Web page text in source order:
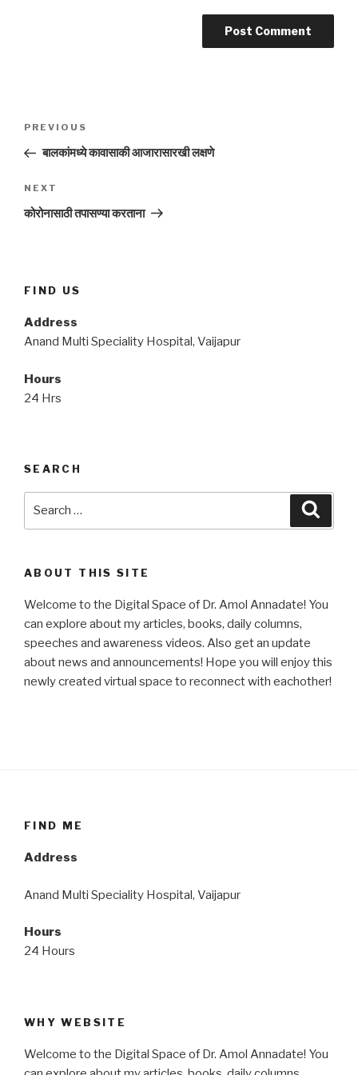
navigation
Previous
Post
PREVIOUS
बालकांमध्ये कावासाकी आजारासारखी लक्षणे
Next
Post
NEXT
कोरोनासाठी तपासण्या करताना
FIND US
Address
Anand Multi Speciality Hospital, Vaijapur
Hours
24 Hrs
SEARCH
ABOUT THIS SITE
Welcome to the Digital Space of Dr. Amol Annadate! You
can explore about my articles, books, daily columns,
speeches and awareness videos. Also get an update
about news and announcements! Hope you will enjoy this
newly created virtual space to reconnect with eachother!
FIND ME
Address
Anand Multi Speciality Hospital, Vaijapur
Hours
24 Hours
WHY WEBSITE
Welcome to the Digital Space of Dr. Amol Annadate! You